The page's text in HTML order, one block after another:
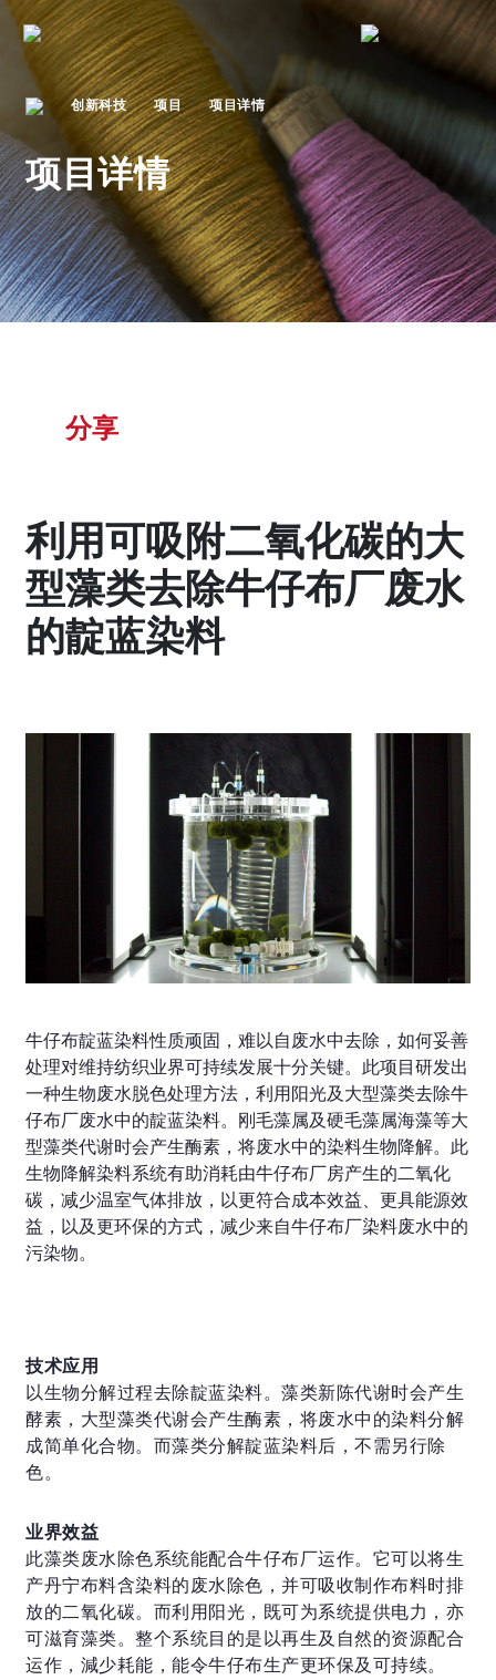
创新科技 项目 项目详情
项目详情
分享
利用可吸附二氧化碳的大
型藻类去除牛仔布厂废水
的靛蓝染料
牛仔布靛蓝染料性质顽固，难以自废水中去除，如何妥善
处理对维持纺织业界可持续发展十分关键。此项目研发出
一种生物废水脱色处理方法，利用阳光及大型藻类去除牛
仔布厂废水中的靛蓝染料。刚毛藻属及硬毛藻属海藻等大
型藻类代谢时会产生酶素，将废水中的染料生物降解。此
生物降解染料系统有助消耗由牛仔布厂房产生的二氧化
碳，减少温室气体排放，以更符合成本效益、更具能源效
益，以及更环保的方式，减少来自牛仔布厂染料废水中的
污染物。
技术应用
以生物分解过程去除靛蓝染料。藻类新陈代谢时会产生
酵素，大型藻类代谢会产生酶素，将废水中的染料分解
成简单化合物。而藻类分解靛蓝染料后，不需另行除
色。
业界效益
此藻类废水除色系统能配合牛仔布厂运作。它可以将生
产丹宁布料含染料的废水除色，并可吸收制作布料时排
放的二氧化碳。而利用阳光，既可为系统提供电力，亦
可滋育藻类。整个系统目的是以再生及自然的资源配合
运作，減少耗能，能令牛仔布生产更环保及可持续。